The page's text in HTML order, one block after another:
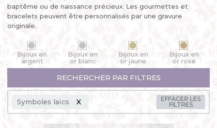
baptême ou de naissance précieux. Les gourmettes et
bracelets peuvent être personnalisés par une gravure
originale.
RECHERCHER PAR FILTRES
Bijoux en
argent
Bijoux en
or blanc
Bijoux en
or jaune
Bijoux en
or rose
EFFACER LES
FILTRES
Symboles laïcs